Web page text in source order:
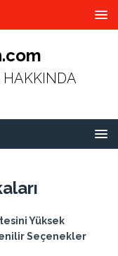
HAKKINDA
Yüksek
Seçenekler